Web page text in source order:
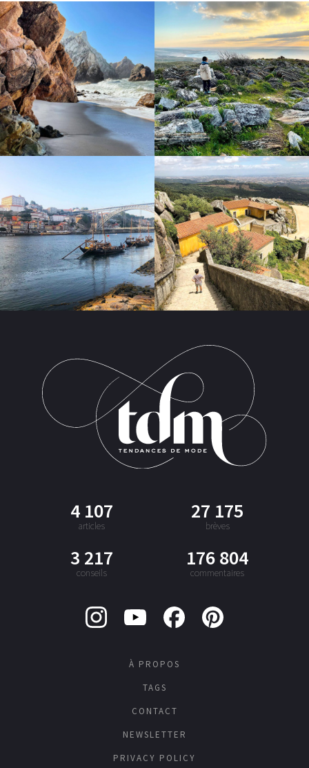
4 107
articles
27 175
brèves
3 217
conseils
176 804
commentaires
À PROPOS
TAGS
CONTACT
NEWSLETTER
PRIVACY POLICY